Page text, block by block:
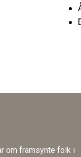
om framsynte folk i